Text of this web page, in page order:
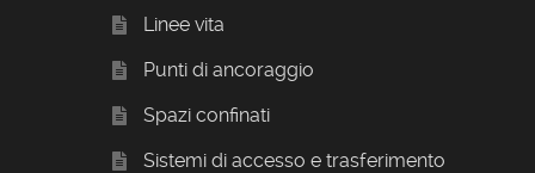
Linee vita
Punti di ancoraggio
Spazi confinati
Sistemi di accesso e trasferimento